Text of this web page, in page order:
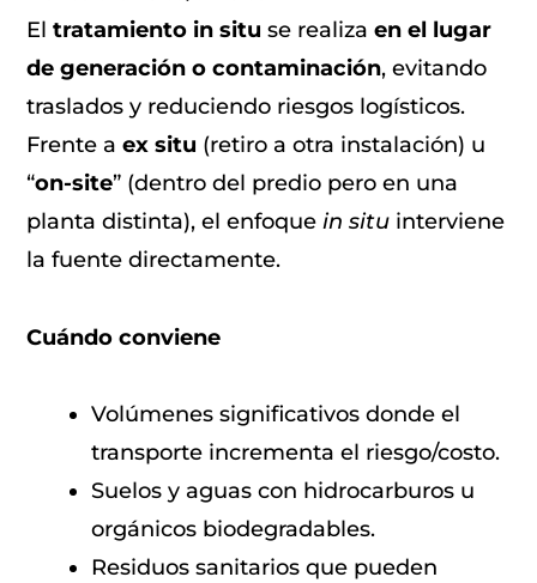
Eltratamiento in situ se realizaen el lugar
de generación o contaminación, evitando
traslados y reduciendo riesgos logísticos.
Frente aex situ (retiro a otra instalación) u
“on-site” (dentro del predio pero en una
planta distinta), el enfoquein situ interviene
la fuente directamente.
Cuándo conviene
Volúmenes significativos donde el
transporte incrementa el riesgo/costo.
Suelos y aguas con hidrocarburos u
orgánicos biodegradables.
Residuos sanitarios que pueden